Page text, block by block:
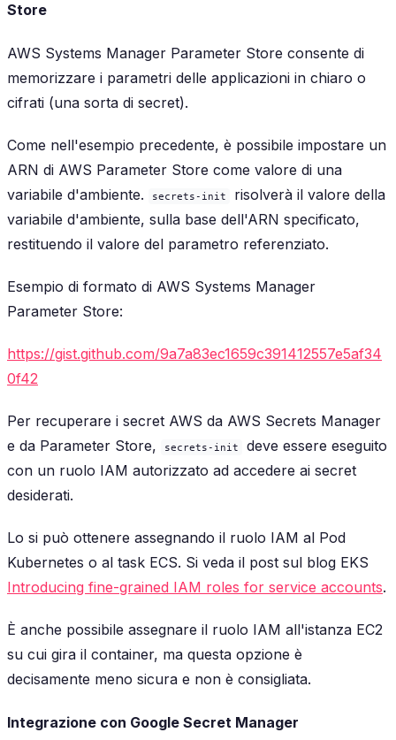
Store
AWS Systems Manager Parameter Store consente di
memorizzare i parametri delle applicazioni in chiaro o
cifrati (una sorta di secret).
Come nell'esempio precedente, è possibile impostare un
ARN di AWS Parameter Store come valore di una
variabile d'ambiente.
secrets-init
risolverà il valore della
variabile d'ambiente, sulla base dell'ARN specificato,
restituendo il valore del parametro referenziato.
Esempio di formato di AWS Systems Manager
Parameter Store:
https://gist.github.com/9a7a83ec1659c391412557e5af34
0f42
Per recuperare i secret AWS da AWS Secrets Manager
e da Parameter Store,
secrets-init
deve essere eseguito
con un ruolo IAM autorizzato ad accedere ai secret
desiderati.
Lo si può ottenere assegnando il ruolo IAM al Pod
Kubernetes o al task ECS. Si veda il post sul blog EKS
Introducing fine-grained IAM roles for service accounts.
È anche possibile assegnare il ruolo IAM all'istanza EC2
su cui gira il container, ma questa opzione è
decisamente meno sicura e non è consigliata.
Integrazione con Google Secret Manager